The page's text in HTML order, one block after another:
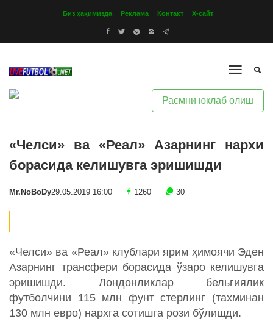
Биз ҳақимизда Реклама Контакт Х-сайт
Расмни юклаб олиш
«Челси» ва «Реал» Азарнинг нархи
борасида келишувга эришишди
Mr.NoBoDy29.05.2019 16:00 1260 30
«Челси» ва «Реал» клублари ярим ҳимоячи Эден
Азарнинг трансфери борасида ўзаро келишувга
эришишди. Лондонликлар бельгиялик
футболчини 115 млн фунт стерлинг (тахминан
130 млн евро) нархга сотишга рози бўлишди.